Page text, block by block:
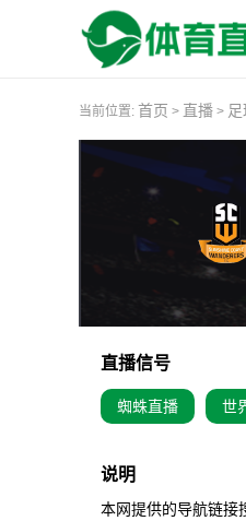
当前位置: 首页 > 直播 >
直播信号
蜘蛛直播 世
说明
本网提供的导航链接